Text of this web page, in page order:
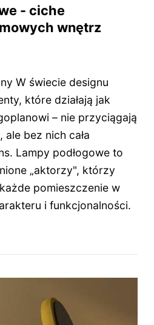
- ciche
wnętrz
W świecie designu
które działają jak
– nie przyciągają
bez nich cała
Lampy podłogowe to
„aktorzy", którzy
pomieszczenie w
i funkcjonalności.